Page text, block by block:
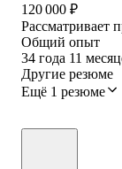
120 000 ₽
Рассматривает
Общий опыт
34 года 11
Другие резюме
Ещё 1 резюме